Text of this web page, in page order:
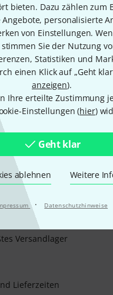
bieten. Dazu zählen zum
Angebote, personalisierte
von Einstellungen.
stimmen Sie der Nutzung
Statistiken und
einen Klick auf „Geht
anzeigen).
Ihre erteilte Zustimmung
Einstellungen (hier)
Geht klar
ablehnen Weitere
· Datenschutzhinweise
und sicher per
Amazon Pay,Klarna Sofort
oder Kreditkarte.
Garantie
Back-Garantie
Fachexperten
Versandlager
Lieferzeiten